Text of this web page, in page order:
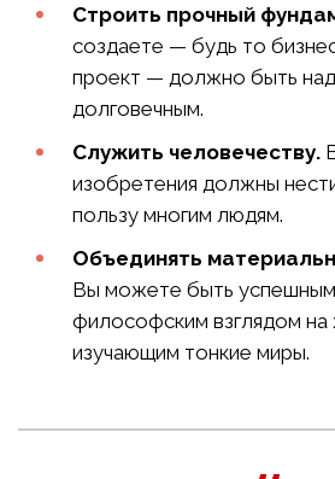
Строить прочный
создаете — будь то
проект — должно быть
долговечным.
Служить человечеству.
изобретения должны
пользу многим людям.
Объединять
Вы можете быть
философским взглядом на
изучающим тонкие миры.